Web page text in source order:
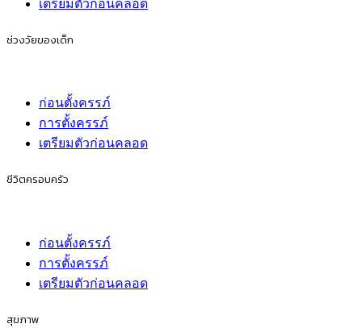
เตรียมตัวก่อนคลอด
ช่วงวัยของเด็ก
ก่อนตั้งครรภ์
การตั้งครรภ์
เตรียมตัวก่อนคลอด
ชีวิตครอบครัว
ก่อนตั้งครรภ์
การตั้งครรภ์
เตรียมตัวก่อนคลอด
สุขภาพ